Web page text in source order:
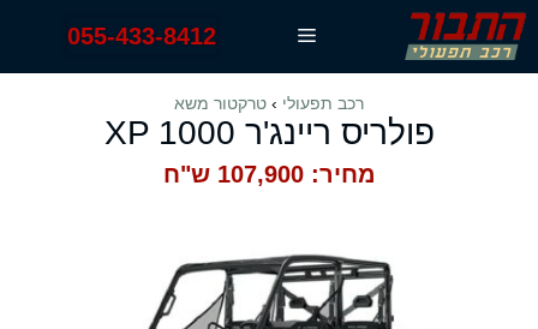
לדלג
לתוכן
תפריט 055-433-8412
רכב תפעולי › טרקטור משא
פולריס ריינג'ר XP 1000
מחיר: 107,900 ש"ח